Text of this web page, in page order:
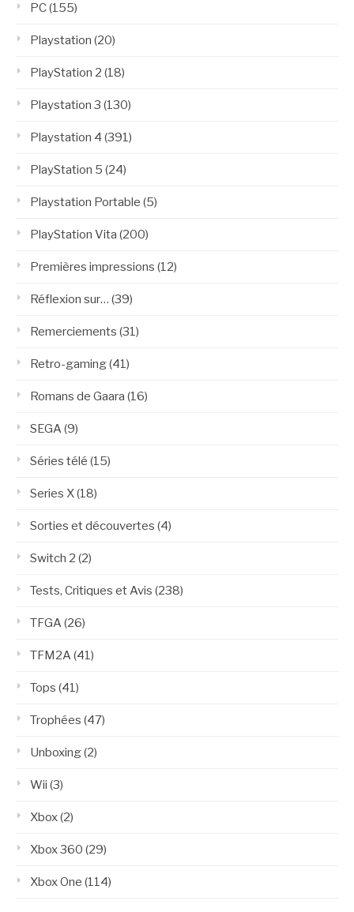
PC(155)
Playstation (20)
PlayStation 2 (18)
Playstation 3 (130)
Playstation 4 (391)
PlayStation 5 (24)
Playstation Portable (5)
PlayStation Vita (200)
Premières impressions (12)
Réflexion sur… (39)
Remerciements (31)
Retro-gaming(41)
Romans de Gaara (16)
SEGA(9)
Séries télé (15)
Series X(18)
Sorties et découvertes (4)
Switch 2 (2)
Tests, Critiques et Avis (238)
TFGA(26)
TFM2A(41)
Tops (41)
Trophées (47)
Unboxing(2)
Wii (3)
Xbox(2)
Xbox 360 (29)
Xbox One (114)